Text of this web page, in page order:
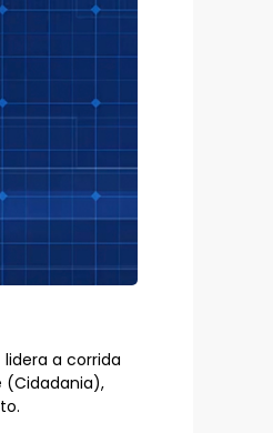
a corrida
(Cidadania),